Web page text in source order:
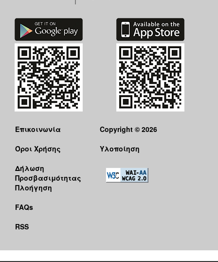
ΠΟΛΙΤΙΣΜΟΣ
ΑΝΘΕΚΤΙΚΗ
ΠΟΛΗ
Επικοινωνία
Όροι Χρήσης
Δήλωση
Προσβασιμότητας
Πλοήγηση
FAQs
RSS
Copyright © 2026
Υλοποίηση